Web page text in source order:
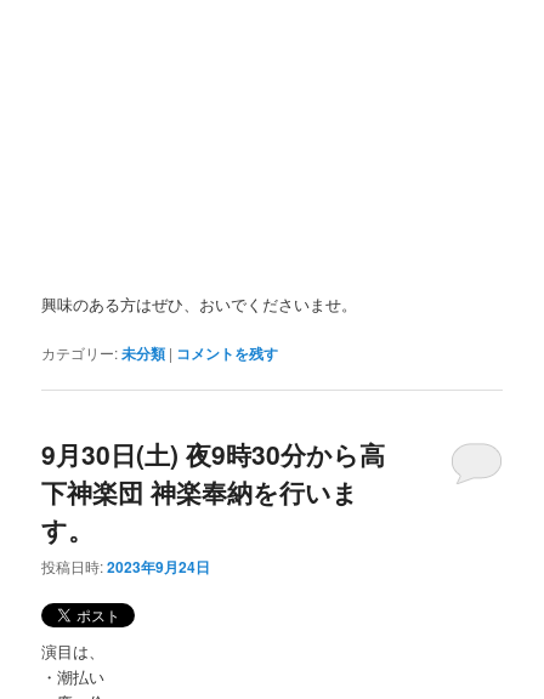
興味のある方はぜひ、おいでくださいませ。
カテゴリー:未分類 | コメントを残す
9月30日(土) 夜9時30分から高
下神楽団 神楽奉納を行いま
す。
投稿日時:2023年9月24日
演目は、
・潮払い